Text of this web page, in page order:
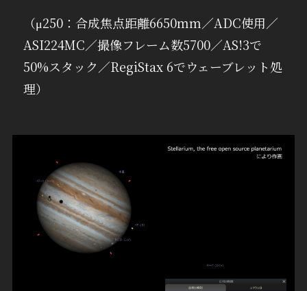
（μ250：合成焦点距離6650mm／ADC使用／
ASI224MC／撮像フレーム数5700／AS!3で
50%スタック／RegiStax 6でウェーブレット処
理）